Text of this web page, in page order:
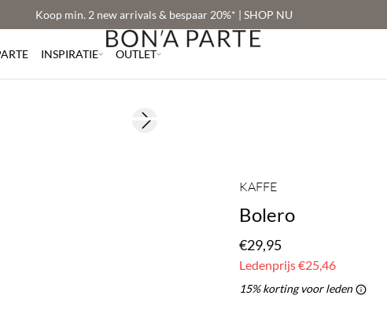
Koop min. 2 new arrivals & bespaar 20%* | SHOP NU
INSPIRATIE OUTLET
176 cm • MNext slide
KAFFE
Bolero
€29,95
Ledenprijs€25,46
15% korting voor leden